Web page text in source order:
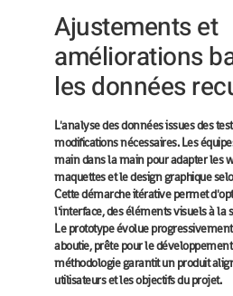
Ajustements et
améliorations
les données
L'analyse des données issues des
modifications nécessaires. Les
main dans la main pour adapter les
maquettes et le design graphique
Cette démarche itérative permet
l'interface, des éléments visuels à la
Le prototype évolue
aboutie, prête pour le
méthodologie garantit un produit
utilisateurs et les objectifs du projet.